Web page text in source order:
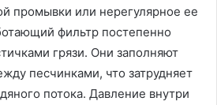
промывки или нерегулярное ее
фильтр постепенно
грязи. Они заполняют
песчинками, что затрудняет
потока. Давление внутри